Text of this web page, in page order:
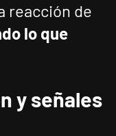
reacción de
lo que
y señales